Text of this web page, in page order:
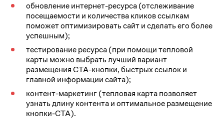
обновление интернет-ресурса (отслеживание
посещаемости и количества кликов ссылкам
поможет оптимизировать сайт и сделать его более
успешным);
тестирование ресурса (при помощи тепловой
карты можно выбрать лучший вариант
размещения СТА-кнопки, быстрых ссылок и
главной информации сайта);
контент-маркетинг (тепловая карта позволяет
узнать длину контента и оптимальное размещение
кнопки-СТА).